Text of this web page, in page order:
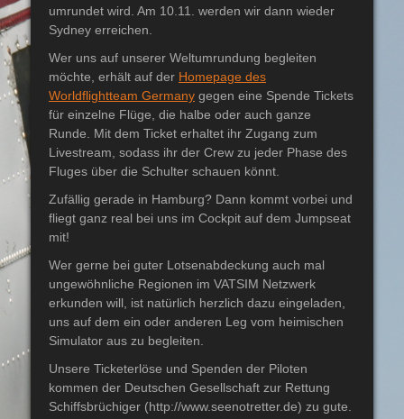
umrundet wird. Am 10.11. werden wir dann wieder
Sydney erreichen.
Wer uns auf unserer Weltumrundung begleiten
möchte, erhält auf der Homepage des
Worldflightteam Germany gegen eine Spende Tickets
für einzelne Flüge, die halbe oder auch ganze
Runde. Mit dem Ticket erhaltet ihr Zugang zum
Livestream, sodass ihr der Crew zu jeder Phase des
Fluges über die Schulter schauen könnt.
Zufällig gerade in Hamburg? Dann kommt vorbei und
fliegt ganz real bei uns im Cockpit auf dem Jumpseat
mit!
Wer gerne bei guter Lotsenabdeckung auch mal
ungewöhnliche Regionen im VATSIM Netzwerk
erkunden will, ist natürlich herzlich dazu eingeladen,
uns auf dem ein oder anderen Leg vom heimischen
Simulator aus zu begleiten.
Unsere Ticketerlöse und Spenden der Piloten
kommen der Deutschen Gesellschaft zur Rettung
Schiffsbrüchiger (http://www.seenotretter.de) zu gute.